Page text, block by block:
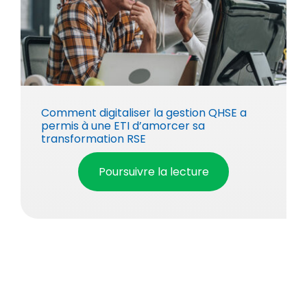
Comment digitaliser la gestion QHSE a
permis à une ETI d’amorcer sa
transformation RSE
Poursuivre la lecture